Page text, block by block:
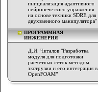
инициализация адаптивного
нейронечеткого управления
на основе техники SDRE для
двухзвенного манипулятора"
ПРОГРАММНАЯ
ИНЖЕНЕРИЯ
Д.И. Читалов "Разработка
модуля для подготовки
расчетных сеток методом
экструзии и его интеграция в
OpenFOAM"